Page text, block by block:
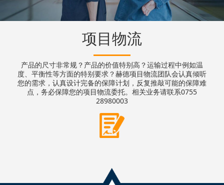
项目物流
产品的尺寸非常规？产品的价值特别高？运输过程中例如温
度、平衡性等方面的特别要求？赫德项目物流团队会认真倾听
您的需求，认真设计完备的保障计划，反复推敲可能的保障难
点，务必保障您的项目物流委托。相关业务请联系0755
28980003